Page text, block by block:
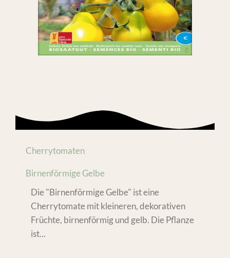
Cherrytomaten
Birnenförmige Gelbe
Die "Birnenförmige Gelbe" ist eine
Cherrytomate mit kleineren, dekorativen
Früchte, birnenförmig und gelb. Die Pflanze
ist...